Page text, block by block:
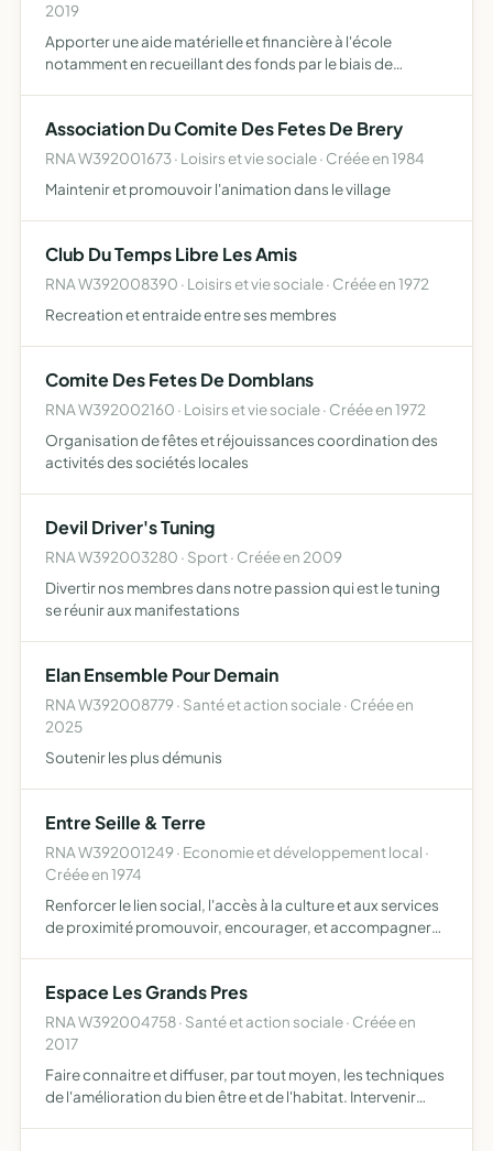
2019
Apporter une aide matérielle et financière à l'école
notamment en recueillant des fonds par le biais de
scolaire…
Association Du Comite Des Fetes De Brery
RNA W392001673 · Loisirs et vie sociale · Créée en 1984
Maintenir et promouvoir l'animation dans le village
Club Du Temps Libre Les Amis
RNA W392008390 · Loisirs et vie sociale · Créée en 1972
Recreation et entraide entre ses membres
Comite Des Fetes De Domblans
RNA W392002160 · Loisirs et vie sociale · Créée en 1972
Organisation de fêtes et réjouissances coordination des
activités des sociétés locales
Devil Driver's Tuning
RNA W392003280 · Sport · Créée en 2009
Divertir nos membres dans notre passion qui est le tuning
se réunir aux manifestations
Elan Ensemble Pour Demain
RNA W392008779 · Santé et action sociale · Créée en
2025
Soutenir les plus démunis
Entre Seille & Terre
RNA W392001249 · Economie et développement local ·
Créée en 1974
Renforcer le lien social, l'accès à la culture et aux services
de proximité promouvoir, encourager, et accompagner
l'enrichisseme…
Espace Les Grands Pres
RNA W392004758 · Santé et action sociale · Créée en
2017
Faire connaitre et diffuser, par tout moyen, les techniques
de l'amélioration du bien être et de l'habitat. Intervenir